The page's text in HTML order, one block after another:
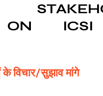
Final Case Law (
GST Series
ON
विचार/सुझाव मांगे